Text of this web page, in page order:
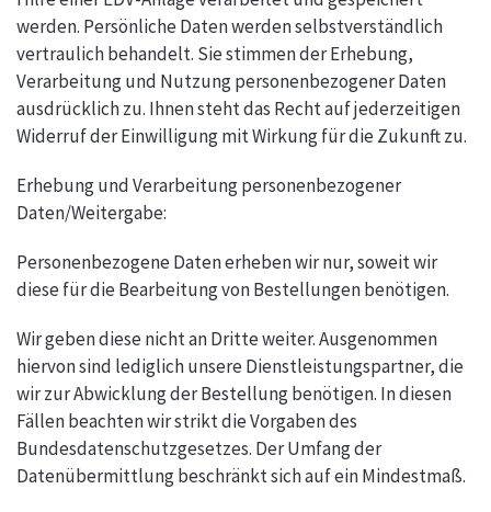
werden. Persönliche Daten werden selbstverständlich
vertraulich behandelt. Sie stimmen der Erhebung,
Verarbeitung und Nutzung personenbezogener Daten
ausdrücklich zu. Ihnen steht das Recht auf jederzeitigen
Widerruf der Einwilligung mit Wirkung für die Zukunft zu.
Erhebung und Verarbeitung personenbezogener
Daten/Weitergabe:
Personenbezogene Daten erheben wir nur, soweit wir
diese für die Bearbeitung von Bestellungen benötigen.
Wir geben diese nicht an Dritte weiter. Ausgenommen
hiervon sind lediglich unsere Dienstleistungspartner, die
wir zur Abwicklung der Bestellung benötigen. In diesen
Fällen beachten wir strikt die Vorgaben des
Bundesdatenschutzgesetzes. Der Umfang der
Datenübermittlung beschränkt sich auf ein Mindestmaß.